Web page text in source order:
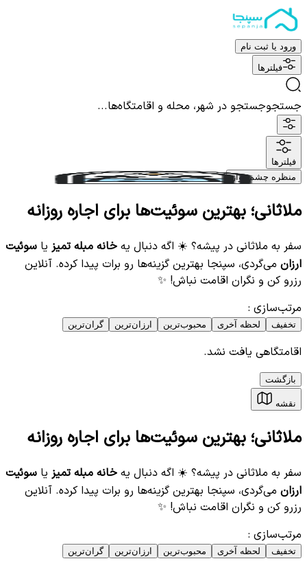
ورود یا ثبت نام
فیلترها
جستجوجستجو در شهر، محله و اقامتگاه‌ها...
فیلترها
منظره چشم نواز
ملاثانی؛ بهترین سوئیت‌ها برای اجاره روزانه
سفر به ملاثانی در پیشه؟ ☀️ اگه دنبال یه خانه مبله تمیز یا سوئیت
ارزان می‌گردی، سپنجا بهترین گزینه‌ها رو برات پیدا کرده. آنلاین
رزرو کن و نگران اقامت نباش! ✨
مرتب‌سازی :
تخفیف لحظه آخری محبوب‌ترین ارزان‌ترین گران‌ترین
اقامتگاهی یافت نشد.
بازگشت
نقشه
ملاثانی؛ بهترین سوئیت‌ها برای اجاره روزانه
سفر به ملاثانی در پیشه؟ ☀️ اگه دنبال یه خانه مبله تمیز یا سوئیت
ارزان می‌گردی، سپنجا بهترین گزینه‌ها رو برات پیدا کرده. آنلاین
رزرو کن و نگران اقامت نباش! ✨
مرتب‌سازی :
تخفیف لحظه آخری محبوب‌ترین ارزان‌ترین گران‌ترین